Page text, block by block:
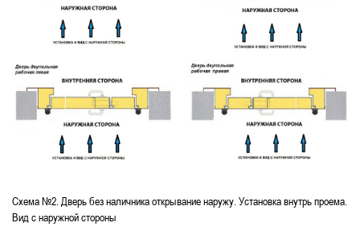
Схема №2. Дверь без наличника открывание наружу. Установка внутрь проема.
Вид с наружной стороны